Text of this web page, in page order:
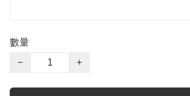
數量
−
+